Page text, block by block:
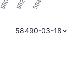
58490-03-18